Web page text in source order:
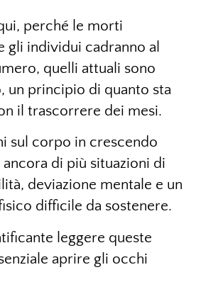
perché le morti
gli individui cadranno al
quelli attuali sono
un principio di quanto sta
il trascorrere dei mesi.
sul corpo in crescendo
di più situazioni di
deviazione mentale e un
difficile da sostenere.
leggere queste
aprire gli occhi